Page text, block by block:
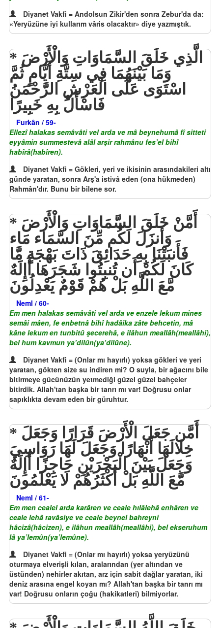
Diyanet Vakfi = Andolsun Zikir'den sonra Zebur'da da:
«Yeryüzüne iyi kullarım vâris olacaktır» diye yazmıştık.
وَمَا بَيْنَهُمَا فِي سِتَّةِ أَيَّامٍ ثُمَّ
اسْتَوَى عَلَى الْعَرْشِ الرَّحْمَنُ
فَاسْأَلْ بِهِ خَبِيرًا
Furkân / 59-
Ellezî halakas semâvâti vel arda ve mâ beynehumâ fî sitteti
eyyâmin summestevâ alâl arşir rahmânu fes’el bihî
habîrâ(habîren).
Diyanet Vakfi = Gökleri, yeri ve ikisinin arasındakileri altı
günde yaratan, sonra Arş'a istivâ eden (ona hükmeden)
Rahmân'dır. Bunu bir bilene sor.
وَأَنزَلَ لَكُم مِّنَ السَّمَاء مَاء
فَأَنبَتْنَا بِهِ حَدَائِقَ ذَاتَ بَهْجَةٍ مَّا
كَانَ لَكُمْ أَن تُنبِتُوا شَجَرَهَا أَإِلَهٌ
مَّعَ اللَّهِ بَلْ هُمْ قَوْمٌ يَعْدِلُونَ
Neml / 60-
Em men halakas semâvâti vel arda ve enzele lekum mines
semâi mâen, fe enbetnâ bihî hadâika zâte behcetin, mâ
kâne lekum en tunbitû şecerehâ, e ilâhun meallâh(meallâhi),
bel hum kavmun ya’dilûn(ya’dilûne).
Diyanet Vakfi = (Onlar mı hayırlı) yoksa gökleri ve yeri
yaratan, gökten size su indiren mi? O suyla, bir ağacını bile
bitirmeye gücünüzün yetmediği güzel güzel bahçeler
bitirdik. Allah'tan başka bir tanrı mı var! Doğrusu onlar
sapıklıkta devam eden bir güruhtur.
خِلَالَهَا أَنْهَارًا وَجَعَلَ لَهَا رَوَاسِيَ
وَجَعَلَ بَيْنَ الْبَحْرَيْنِ حَاجِزًا أَإِلَهٌ
مَّعَ اللَّهِ بَلْ أَكْثَرُهُمْ لَا يَعْلَمُونَ
Neml / 61-
Em men cealel arda karâren ve ceale hılâlehâ enhâren ve
ceale lehâ ravâsiye ve ceale beynel bahreyni
hâcizâ(hâcizen), e ilâhun meallâh(meallâhi), bel ekseruhum
lâ ya’lemûn(ya’lemûne).
Diyanet Vakfi = (Onlar mı hayırlı) yoksa yeryüzünü
oturmaya elverişli kılan, aralarından (yer altından ve
üstünden) nehirler akıtan, arz için sabit dağlar yaratan, iki
deniz arasına engel koyan mı? Allah'tan başka bir tanrı mı
var! Doğrusu onların çoğu (hakikatleri) bilmiyorlar.